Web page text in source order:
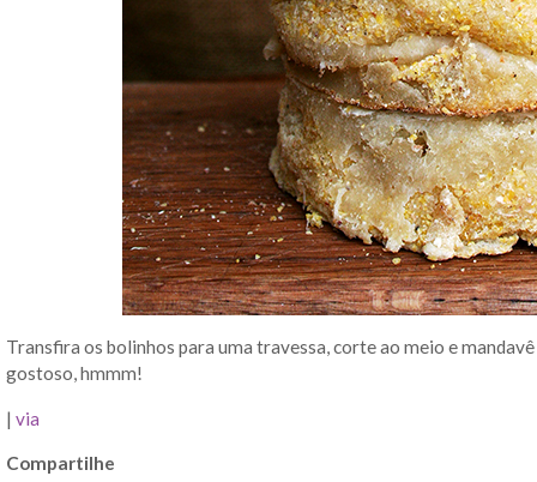
Transfira os bolinhos para uma travessa, corte ao meio e
gostoso, hmmm!
| via
Compartilhe